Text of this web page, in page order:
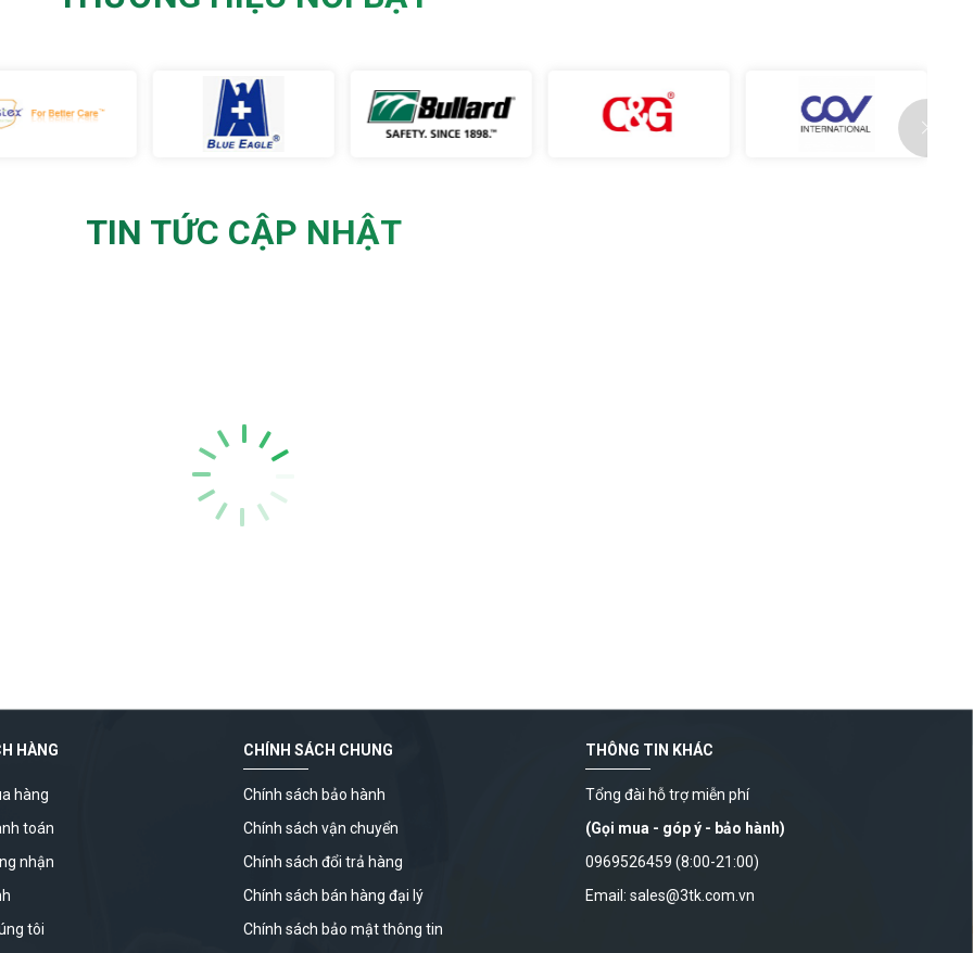
TIN TỨC CẬP NHẬT
HÀNG
hàng
toán
nhận
tôi
CHÍNH SÁCH CHUNG
Chính sách bảo hành
Chính sách vận chuyển
Chính sách đổi trả hàng
Chính sách bán hàng đại lý
Chính sách bảo mật thông tin
THÔNG TIN KHÁC
Tổng đài hỗ trợ miễn phí
(Gọi mua - góp ý - bảo hành)
0969526459 (8:00-21:00)
Email: sales@3tk.com.vn